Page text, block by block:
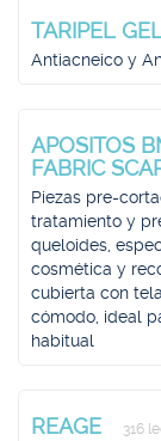
TARIPEL
Antiacneico y
APOSITOS
FABRIC
Piezas pre-
tratamiento y
queloides,
cosmética y
cubierta con
cómodo, ideal
habitual
REAGE 316